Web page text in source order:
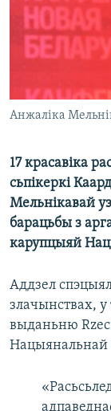
Анжаліка
17 красавіка
сьпікеркі
Мельнікавай
барацьбы з
карупцыяй
Аддзел
злачынствах,
выданьню